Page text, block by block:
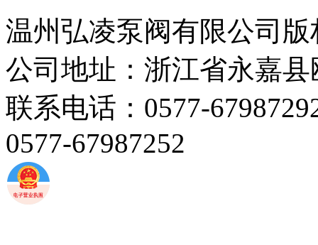
温州弘凌泵阀有限公司
公司地址：浙江省永嘉
联系电话：0577-
0577-67987252